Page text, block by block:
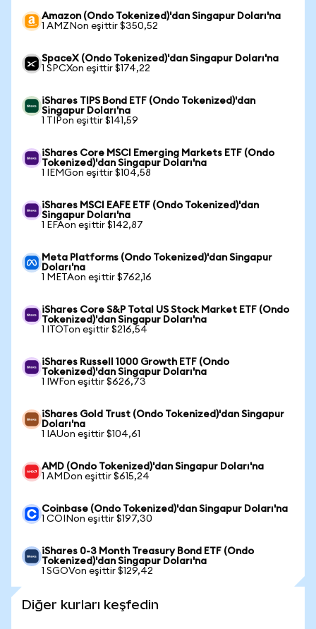
Amazon (Ondo Tokenized)'dan Singapur Doları'na
1 AMZNon eşittir $350,52
SpaceX (Ondo Tokenized)'dan Singapur Doları'na
1 SPCXon eşittir $174,22
iShares TIPS Bond ETF (Ondo Tokenized)'dan
Singapur Doları'na
1 TIPon eşittir $141,59
iShares Core MSCI Emerging Markets ETF (Ondo
Tokenized)'dan Singapur Doları'na
1 IEMGon eşittir $104,58
iShares MSCI EAFE ETF (Ondo Tokenized)'dan
Singapur Doları'na
1 EFAon eşittir $142,87
Meta Platforms (Ondo Tokenized)'dan Singapur
Doları'na
1 METAon eşittir $762,16
iShares Core S&P Total US Stock Market ETF (Ondo
Tokenized)'dan Singapur Doları'na
1 ITOTon eşittir $216,54
iShares Russell 1000 Growth ETF (Ondo
Tokenized)'dan Singapur Doları'na
1 IWFon eşittir $626,73
iShares Gold Trust (Ondo Tokenized)'dan Singapur
Doları'na
1 IAUon eşittir $104,61
AMD (Ondo Tokenized)'dan Singapur Doları'na
1 AMDon eşittir $615,24
Coinbase (Ondo Tokenized)'dan Singapur Doları'na
1 COINon eşittir $197,30
iShares 0-3 Month Treasury Bond ETF (Ondo
Tokenized)'dan Singapur Doları'na
1 SGOVon eşittir $129,42
Diğer kurları keşfedin